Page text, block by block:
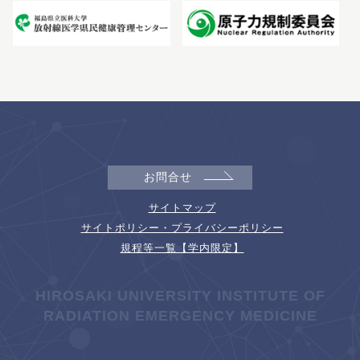
お問合せ
サイトマップ
サイトポリシー・プライバシーポリシー
規程等一覧【学内限定】
HIROSAKI UNIVERSITY INSTITUTE OF
RADIATION EMERGENCY MEDICINE